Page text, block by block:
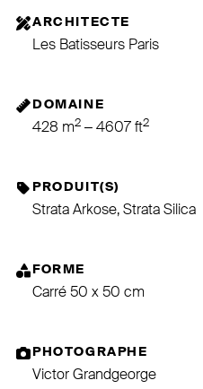
ARCHITECTE
Les Batisseurs Paris
DOMAINE
428 m2 – 4607 ft2
PRODUIT(S)
Strata Arkose, Strata Silica
FORME
Carré 50 x 50 cm
PHOTOGRAPHE
Victor Grandgeorge